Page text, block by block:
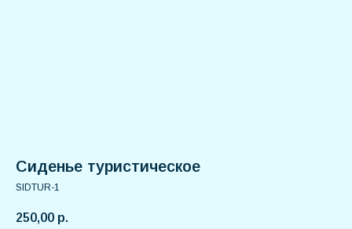
Сиденье туристическое
SIDTUR-1
250,00 р.